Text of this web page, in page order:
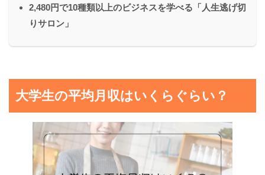
2,480円で10種類以上のビジネスを学べる「人生逃げ切
りサロン」
大学生の平均月収はいくらぐらい？